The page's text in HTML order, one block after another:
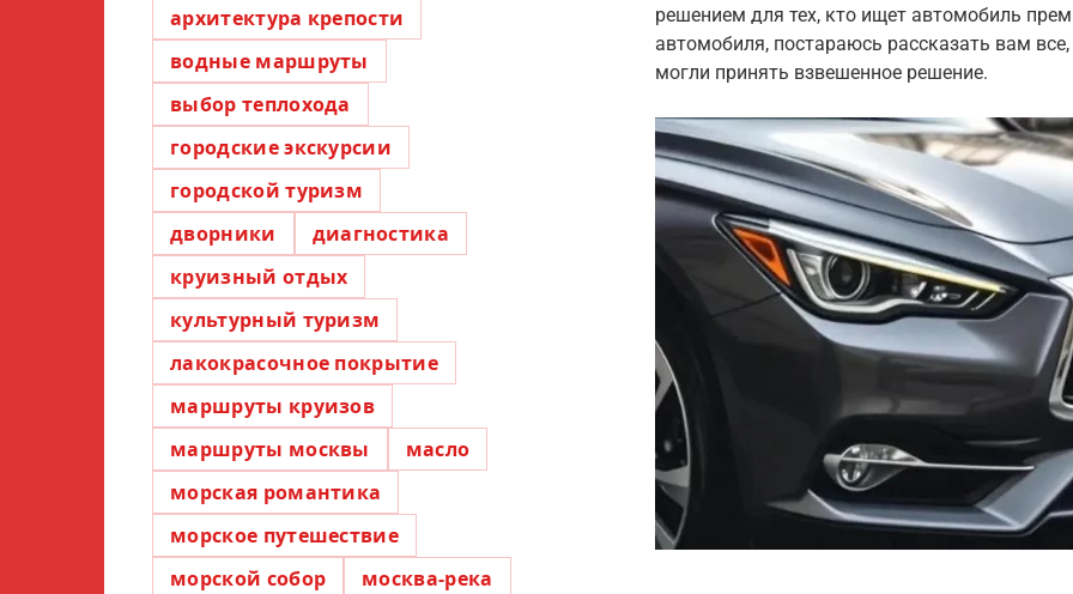
решением для тех, кто ищет автомобиль
автомобиля, постараюсь рассказать вам
могли принять взвешенное решение.
архитектура крепости
водные маршруты
выбор теплохода
городские экскурсии
городской туризм
дворники
диагностика
круизный отдых
культурный туризм
лакокрасочное покрытие
маршруты круизов
маршруты москвы
масло
морская романтика
морское путешествие
морской собор
москва-река